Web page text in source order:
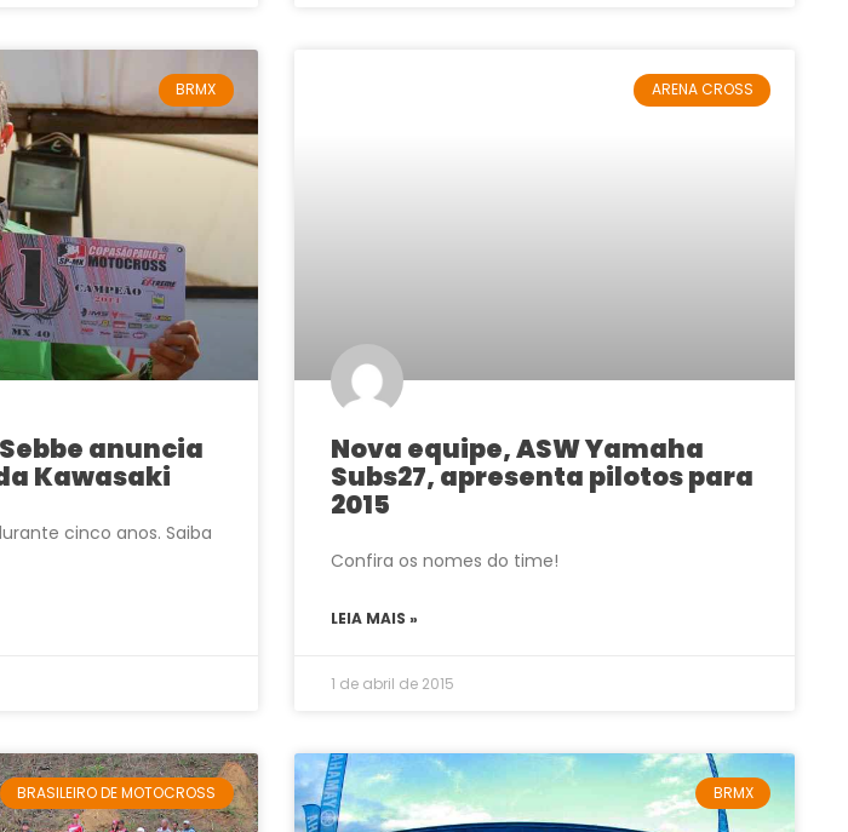
BRMX
anuncia
Kawasaki
cinco anos. Saiba
ARENA CROSS
Nova equipe, ASW Yamaha
Subs27, apresenta pilotos para
2015
Confira os nomes do time!
LEIA MAIS »
1 de abril de 2015
BRASILEIRO DE MOTOCROSS BRMX